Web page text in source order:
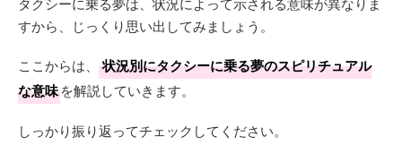
すから、じっくり思い出してみましょう。
ここからは、
状況別にタクシーに乗る夢のスピリチュアル
な意味を解説していきます。
しっかり振り返ってチェックしてください。